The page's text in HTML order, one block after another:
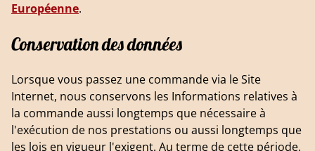
Européenne.
Conservation des données
Lorsque vous passez une commande via le Site
Internet, nous conservons les Informations relatives à
la commande aussi longtemps que nécessaire à
l'exécution de nos prestations ou aussi longtemps que
les lois en vigueur l'exigent. Au terme de cette période,